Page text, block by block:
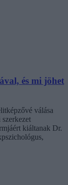
és mi jöhet
válása
kiáltanak Dr.